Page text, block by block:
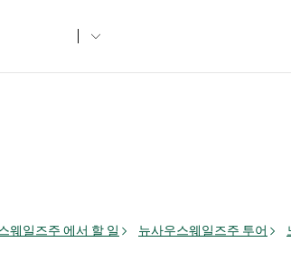
웨일즈주 에서 할 일 뉴사우스웨일즈주 투어